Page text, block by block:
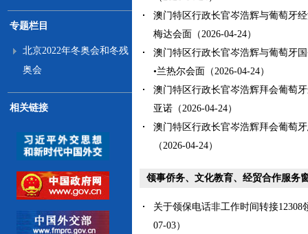
专题栏目
北京2022年冬奥会和冬残
奥会
相关链接
澳门特区行政长官岑浩辉与葡萄牙
梅达会面（2026-04-24）
澳门特区行政长官岑浩辉与葡萄牙
•兰热尔会面（2026-04-24）
澳门特区行政长官岑浩辉拜会葡萄
亚诺（2026-04-24）
澳门特区行政长官岑浩辉拜会葡萄
（2026-04-24）
领事侨务、文化教育、经贸合作服务
关于领保电话非工作时间转接12308
07-03）